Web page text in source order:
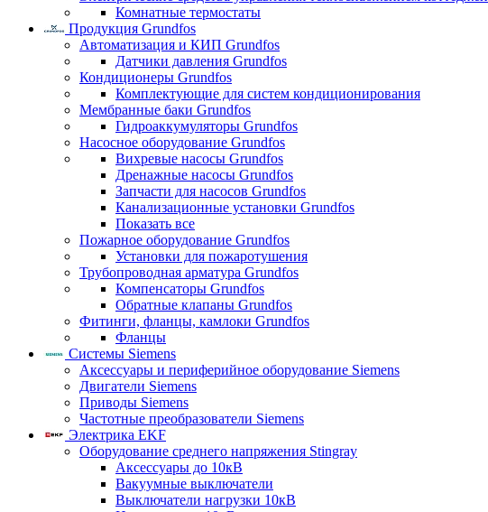
Комнатные термостаты
Продукция Grundfos
Автоматизация и КИП Grundfos
Датчики давления Grundfos
Кондиционеры Grundfos
Комплектующие для систем кондиционирования
Мембранные баки Grundfos
Гидроаккумуляторы Grundfos
Насосное оборудование Grundfos
Вихревые насосы Grundfos
Дренажные насосы Grundfos
Запчасти для насосов Grundfos
Канализационные установки Grundfos
Показать все
Пожарное оборудование Grundfos
Установки для пожаротушения
Трубопроводная арматура Grundfos
Компенсаторы Grundfos
Обратные клапаны Grundfos
Фитинги, фланцы, камлоки Grundfos
Фланцы
Системы Siemens
Аксессуары и периферийное оборудование Siemens
Двигатели Siemens
Приводы Siemens
Частотные преобразователи Siemens
Электрика EKF
Оборудование среднего напряжения Stingray
Аксессуары до 10кВ
Вакуумные выключатели
Выключатели нагрузки 10кВ